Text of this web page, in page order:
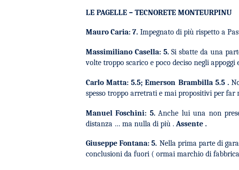
LE PAGELLE – TECNORETE MONTEURPINU
Mauro Caria: 7. Impegnato di più rispetto a
Massimiliano Casella:5. Si sbatte da una
volte troppo scarico e poco deciso negli appoggi
Carlo Matta: 5.5; Emerson Brambilla 5.5.
spesso troppo arretrati e mai propositivi per far
Manuel Foschini: 5. Anche lui una non
distanza … ma nulla di più . Assente .
Giuseppe Fontana: 5. Nella prima parte di
conclusioni da fuori ( ormai marchio di